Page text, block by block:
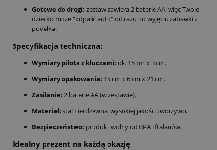
Gotowe do drogi: zestaw zawiera 2 baterie AA, więc Twoje
dziecko może "odpalić auto" od razu po wyjęciu zabawki z
pudełka.
Specyfikacja techniczna:
Wymiary pilota z kluczami: ok. 15 cm x 3 cm.
Wymiary opakowania: 15 cm x 6 cm x 21 cm.
Zasilanie: 2 baterie AA (w zestawie).
Materiał: stal nierdzewna, wysokiej jakości tworzywo.
Bezpieczeństwo: produkt wolny od BPA i ftalanów.
Idealny prezent na każdą okazję